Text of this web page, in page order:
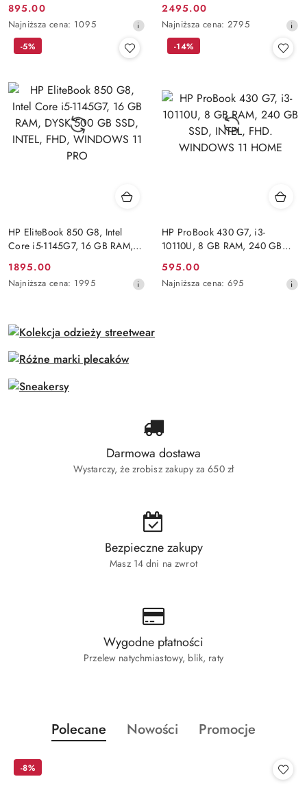
Windows 11 Pro
Cena
promocyjna:
895.00
Najniższa
cena
przed
obniżką
Najniższa cena: 1095
Cena
promocyjna:
2495.00
Najniższa
cena
obniżką
Najniższa cena: 2795
HP EliteBook 850 G8, Intel
Core i5-1145G7, 16 GB RAM,
FHD, WINDOWS 11 PRO
Cena
promocyjna:
1895.00
Najniższa
dni
obniżką
Najniższa cena: 1995
-5%
HP ProBook 430 G7, i3-
10110U, 8 GB RAM, 240 GB
11 HOME
Cena
promocyjna:
595.00
Najniższa
Najniższa cena: 695
-14%
Darmowa dostawa
Wystarczy, że zrobisz zakupy za 650 zł
Bezpieczne zakupy
Masz 14 dni na zwrot
Wygodne płatności
Przelew natychmiastowy, blik, raty
Pomiń karuzelę produktów
Produkty
o
Polecane
Produkty
Nowości
Produkty
Promocje
-8%